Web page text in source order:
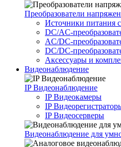
Преобразователи
Источники питания
DC/AC-
AC/DC-
DC/DC-
Аксессуары и
Видеонаблюдение
IP Видеонаблюдение
IP Видеокамеры
IP
IP Видеосерверы
Видеонаблюдение для